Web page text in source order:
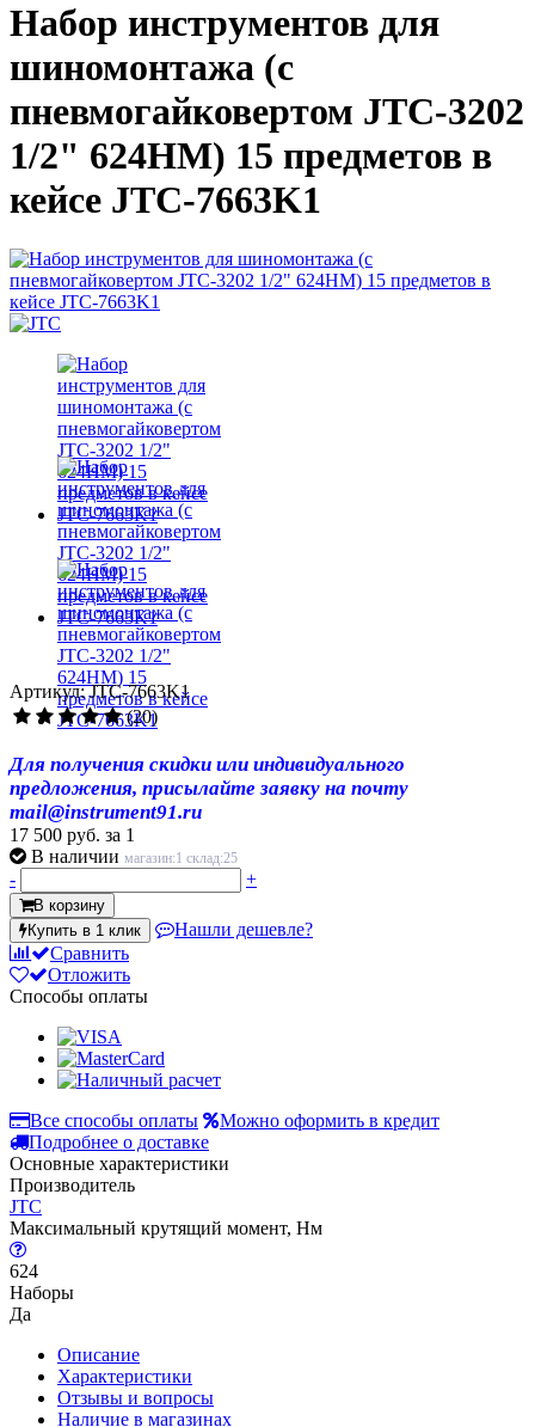
Набор инструментов для
шиномонтажа (с
пневмогайковертом JTC-3202
1/2" 624НМ) 15 предметов в
кейсе JTC-7663K1
Артикул: JTC-7663K1
(20)
Для получения скидки или индивидуального
предложения, присылайте заявку на почту
mail@instrument91.ru
17 500 руб. за 1
В наличии магазин:1 склад:25
- +
В корзину
Купить в 1 клик
Нашли дешевле?
Сравнить
Отложить
Способы оплаты
Все способы оплаты
Можно оформить в кредит
Подробнее о доставке
Основные характеристики
Производитель
JTC
Максимальный крутящий момент, Нм
624
Наборы
Да
Описание
Характеристики
Отзывы и вопросы
Наличие в магазинах